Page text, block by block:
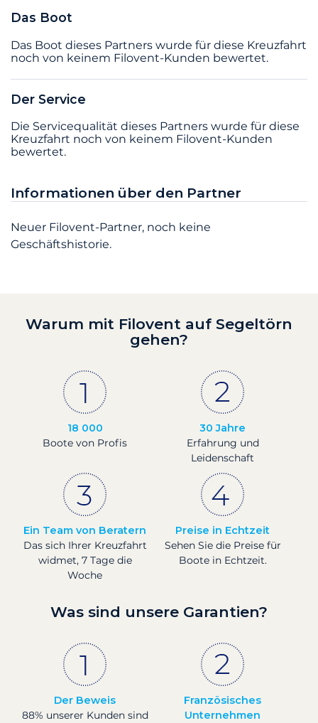
Das Boot
Das Boot dieses Partners wurde für diese Kreuzfahrt
noch von keinem Filovent-Kunden bewertet.
Der Service
Die Servicequalität dieses Partners wurde für diese
Kreuzfahrt noch von keinem Filovent-Kunden
bewertet.
Informationen über den Partner
Neuer Filovent-Partner, noch keine
Geschäftshistorie.
Warum mit Filovent auf Segeltörn
gehen?
18 000
Boote von Profis
30 Jahre
Erfahrung und
Leidenschaft
Ein Team von Beratern
Das sich Ihrer Kreuzfahrt
widmet, 7 Tage die
Woche
Preise in Echtzeit
Sehen Sie die Preise für
Boote in Echtzeit.
Was sind unsere Garantien?
Der Beweis
88% unserer Kunden sind
Französisches
Unternehmen